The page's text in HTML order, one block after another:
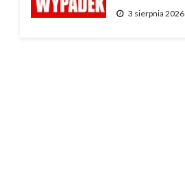
3 sierpnia 2026